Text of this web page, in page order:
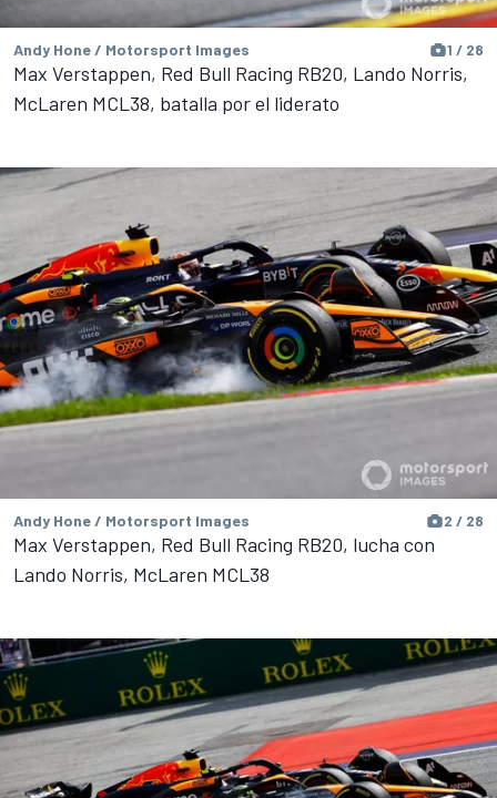
Andy Hone / Motorsport Images 1 / 28
Max Verstappen, Red Bull Racing RB20, Lando Norris,
McLaren MCL38, batalla por el liderato
Andy Hone / Motorsport Images 2 / 28
Max Verstappen, Red Bull Racing RB20, lucha con
Lando Norris, McLaren MCL38